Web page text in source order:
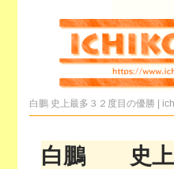
白鵬 史上最多３２度目の優勝 |
白鵬 史上